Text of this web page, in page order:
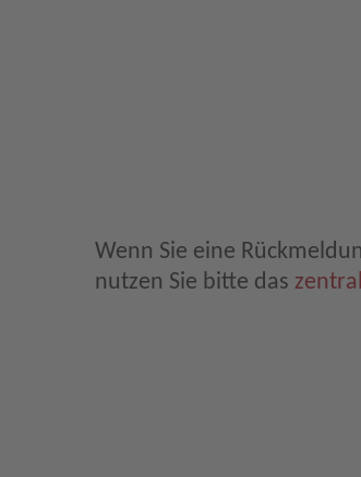
Wenn Sie eine
nutzen Sie bitte das